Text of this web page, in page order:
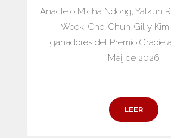
Anacleto Micha Ndong, Yalkun
Wook, Choi Chun-Gil y Kim
ganadores del Premio
Meijide 2026
LEER